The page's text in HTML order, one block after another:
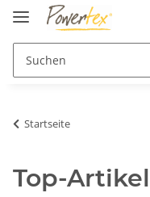
Startseite
Top-Artikel